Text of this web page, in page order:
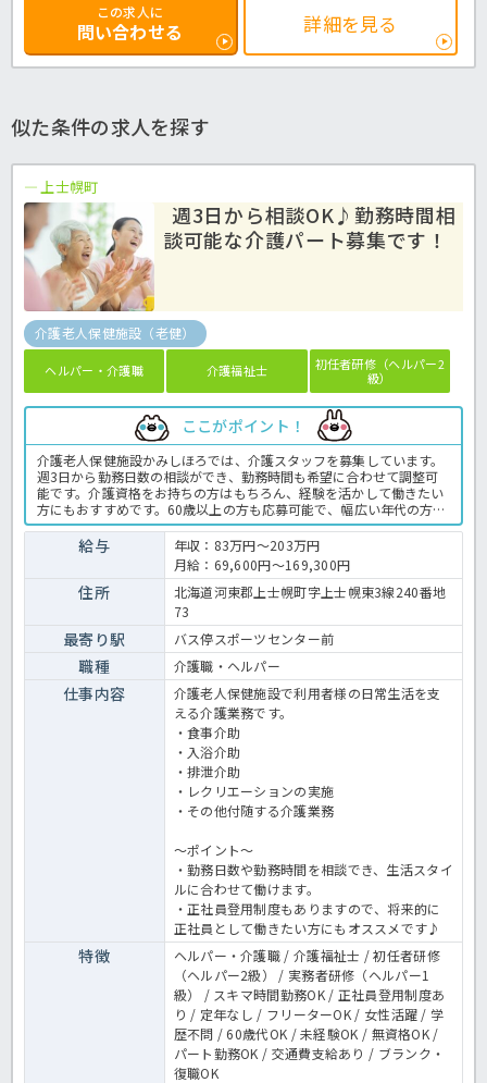
この求人に
問い合わせる 詳細を見る
似た条件の求人を探す
上士幌町
週3日から相談OK♪勤務時間相
談可能な介護パート募集です！
介護老人保健施設（老健）
ヘルパー・介護職 介護福祉士
初任者研修（ヘルパー2
級）
ここがポイント！
介護老人保健施設かみしほろでは、介護スタッフを募集しています。
週3日から勤務日数の相談ができ、勤務時間も希望に合わせて調整可
能です。介護資格をお持ちの方はもちろん、経験を活かして働きたい
方にもおすすめです。60歳以上の方も応募可能で、幅広い年代の方が
活躍できる環境です。正社員登用制度もあり、将来的なキャリアアッ
プも目指せます。ぜひお気軽にほっ介護までお問い合わせください
ね。＜介護職 パート 老健の求人＞
給与
年収：83万円～203万円
月給：69,600円～169,300円
住所
北海道河東郡上士幌町字上士幌東3線240番地
73
最寄り駅 バス停スポーツセンター前
職種 介護職・ヘルパー
仕事内容
介護老人保健施設で利用者様の日常生活を支
える介護業務です。
・食事介助
・入浴介助
・排泄介助
・レクリエーションの実施
・その他付随する介護業務
～ポイント～
・勤務日数や勤務時間を相談でき、生活スタイ
ルに合わせて働けます。
・正社員登用制度もありますので、将来的に
正社員として働きたい方にもオススメです♪
特徴
ヘルパー・介護職 / 介護福祉士 / 初任者研修
（ヘルパー2級） / 実務者研修（ヘルパー1
級） / スキマ時間勤務OK / 正社員登用制度あ
り / 定年なし / フリーターOK / 女性活躍 / 学
歴不問 / 60歳代OK / 未経験OK / 無資格OK /
パート勤務OK / 交通費支給あり / ブランク・
復職OK